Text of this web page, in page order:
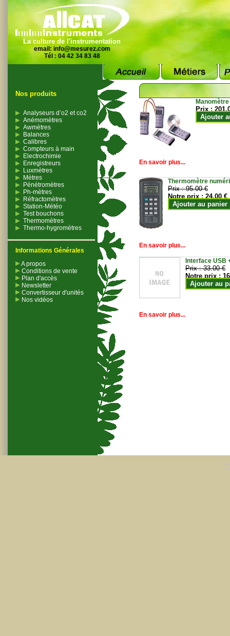
La culture de l'instrumentation
email: info@mesurez.com
Tél : 04 42 34 83 48
Nos produits
Analyseurs d’o2 et co2
Anémomètres
Awmètres
Balances
Calibres
Compteurs à main
Electrochimie
Enregistreurs
Luxmètres
Mètres
Pénétromètres
Ph-mètres
Réfractomètres
Station-Météo
Test bouchons
Thermomètres
Thermo-hygromètres
Informations Générales
A propos
Conditions de vente
Plan d'accès
Newsletter
Convertisseur d'unités
Nos vidéos
Prix :
Ajouter
En savoir plus...
Thermomètre
Prix :95.00 €
Notre prix :24.00 €
Ajouter au panier
En savoir plus...
Interface USB
Prix :33.00 €
Notre prix :
Ajouter au
En savoir plus...